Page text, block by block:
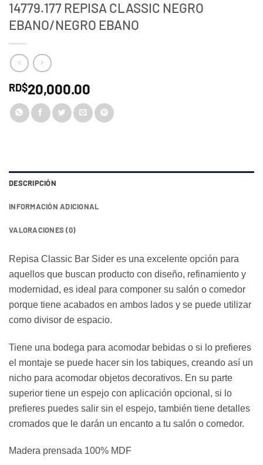
14779.177 REPISA CLASSIC NEGRO
EBANO/NEGRO EBANO
RD$20,000.00
DESCRIPCIÓN
INFORMACIÓN ADICIONAL
VALORACIONES (0)
Repisa Classic Bar Sider es una excelente opción para
aquellos que buscan producto con diseño, refinamiento y
modernidad, es ideal para componer su salón o comedor
porque tiene acabados en ambos lados y se puede utilizar
como divisor de espacio.
Tiene una bodega para acomodar bebidas o si lo prefieres
el montaje se puede hacer sin los tabiques, creando así un
nicho para acomodar objetos decorativos. En su parte
superior tiene un espejo con aplicación opcional, si lo
prefieres puedes salir sin el espejo, también tiene detalles
cromados que le darán un encanto a tu salón o comedor.
Madera prensada 100% MDF